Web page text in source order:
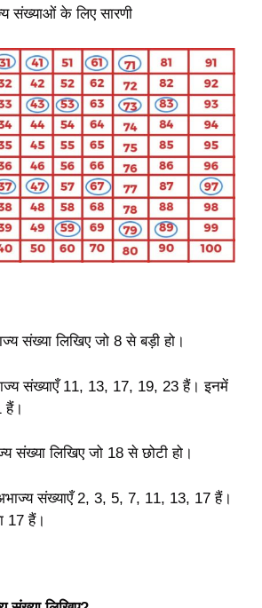
संख्याओं के लिए सारणी
संख्या लिखिए जो 8 से बड़ी हो।
संख्याएँ 11, 13, 17, 19, 23 हैं। इनमें
हैं।
संख्या लिखिए जो 18 से छोटी हो।
संख्याएँ 2, 3, 5, 7, 11, 13, 17 हैं।
17 हैं।